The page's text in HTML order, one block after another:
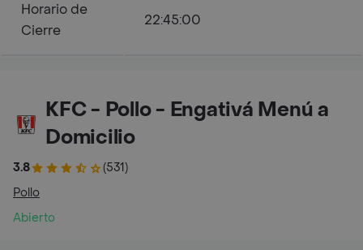
Horario de
Cierre
22:45:00
KFC - Pollo - Engativá Menú a
Domicilio
3.8
(531)
Pollo
Abierto